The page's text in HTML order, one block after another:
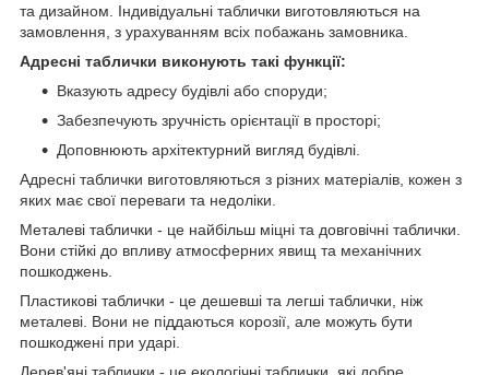
та дизайном. Індивідуальні таблички виготовляються на
замовлення, з урахуванням всіх побажань замовника.
Адресні таблички виконують такі функції:
Вказують адресу будівлі або споруди;
Забезпечують зручність орієнтації в просторі;
Доповнюють архітектурний вигляд будівлі.
Адресні таблички виготовляються з різних матеріалів, кожен з
яких має свої переваги та недоліки.
Металеві таблички - це найбільш міцні та довговічні таблички.
Вони стійкі до впливу атмосферних явищ та механічних
пошкоджень.
Пластикові таблички - це дешевші та легші таблички, ніж
металеві. Вони не піддаються корозії, але можуть бути
пошкоджені при ударі.
Дерев'яні таблички - це екологічні таблички, які добре